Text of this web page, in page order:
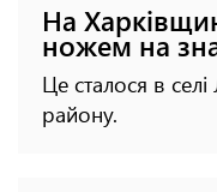
На
ножем на
Це сталося в
району.